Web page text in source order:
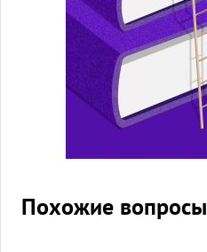
Похожие вопросы